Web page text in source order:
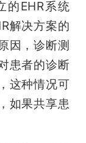
的EHR系统
解决方案的
因，诊断测
患者的诊断
这种情况可
如果共享患